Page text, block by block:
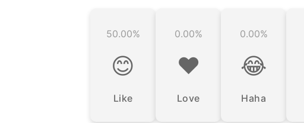
50.00%
😊
Like
0.00%
❤️
Love
0.00%
😂
Haha